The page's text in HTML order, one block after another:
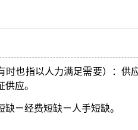
时也指以人力满足需要）：供
应。
ㄧ经费短缺ㄧ人手短缺。